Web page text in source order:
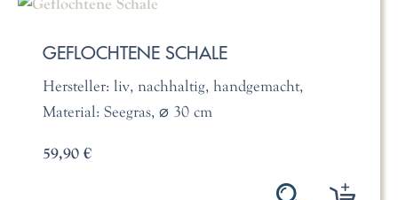
GEFLOCHTENE SCHALE
Hersteller: liv, nachhaltig, handgemacht,
Material: Seegras, ⌀ 30 cm
59,90 €